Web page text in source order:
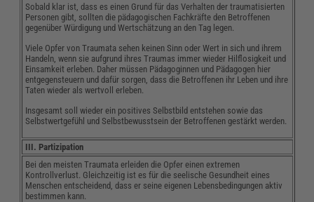
Sobald klar ist, dass es einen Grund für das Verhalten der traumatisierten
Personen gibt, sollten die pädagogischen Fachkräfte den Betroffenen
gegenüber Würdigung und Wertschätzung an den Tag legen.
Viele Opfer von Traumata sehen keinen Sinn oder Wert in sich und ihrem
Handeln, wenn sie aufgrund ihres Traumas immer wieder Hilflosigkeit und
Einsamkeit erleben. Daher müssen Pädagoginnen und Pädagogen hier
entgegensteuern und dafür sorgen, dass die Betroffenen ihr Leben und ihre
Taten wieder als wertvoll erleben.
Insgesamt soll wieder ein positives Selbstbild entstehen sowie das
Selbstwertgefühl und Selbstbewusstsein der Betroffenen gestärkt werden.
III. Partizipation
Bei den meisten Traumata erleiden die Opfer einen extremen
Kontrollverlust. Gleichzeitig ist es für die seelische Gesundheit eines
Menschen entscheidend, dass er seine eigenen Lebensbedingungen aktiv
bestimmen kann.